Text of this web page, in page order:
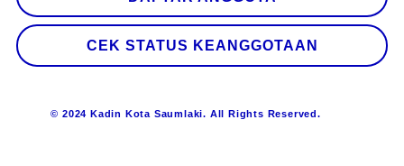
CEK STATUS KEANGGOTAAN
© 2024 Kadin Kota Saumlaki. All Rights Reserved.